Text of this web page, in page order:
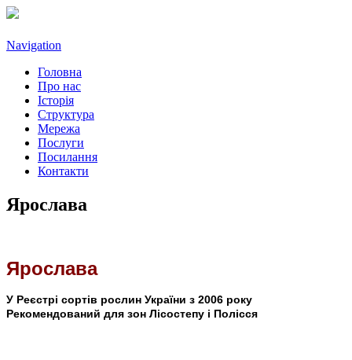
Navigation
Головна
Про нас
Історія
Структура
Мережа
Послуги
Посилання
Контакти
Ярослава
Ярослава
У Реєстрі сортів рослин України з 2006 року
Рекомендований для зон Лісостепу і Полісся